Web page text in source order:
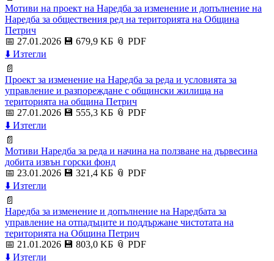
Mотиви на проект на Наредба за изменение и допълнение на
Наредба за обществения ред на територията на Община
Петрич
📅 27.01.2026 💾 679,9 KБ 📎 PDF
⬇️ Изтегли
📄
Проект за изменение на Наредба за реда и условията за
управление и разпореждане с общински жилища на
територията на община Петрич
📅 27.01.2026 💾 555,3 KБ 📎 PDF
⬇️ Изтегли
📄
Мотиви Наредба за реда и начина на ползване на дървесина
добита извън горски фонд
📅 23.01.2026 💾 321,4 KБ 📎 PDF
⬇️ Изтегли
📄
Наредба за изменение и допълнение на Наредбата за
управление на отпадъците и поддържане чистотата на
територията на Община Петрич
📅 21.01.2026 💾 803,0 KБ 📎 PDF
⬇️ Изтегли